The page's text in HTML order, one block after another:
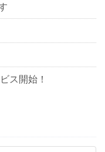
ス開始！